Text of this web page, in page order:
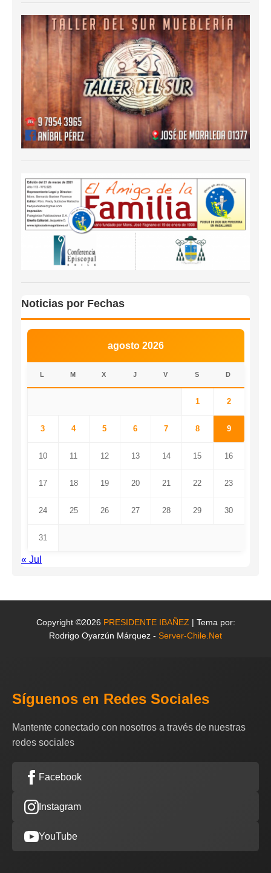
Noticias por Fechas
agosto 2026
L M X J V S D
1 2
3 4 5 6 7 8 9
10 11 12 13 14 15 16
17 18 19 20 21 22 23
24 25 26 27 28 29 30
31
« Jul
Copyright ©2026 PRESIDENTE IBAÑEZ | Tema por:
Rodrigo Oyarzún Márquez - Server-Chile.Net
Síguenos en Redes Sociales
Mantente conectado con nosotros a través de nuestras
redes sociales
Facebook
Instagram
YouTube